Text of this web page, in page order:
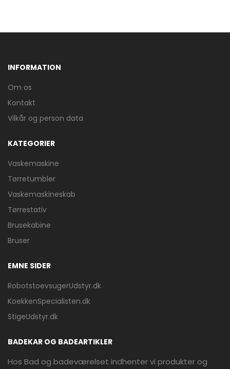
INFORMATION
Om os
Kontakt
Vilkår og person data
KATEGORIER
Vaskemaskine
Tørretumbler
Vaskemaskineskab
Tørrestativ
Brusekabine
Bruser
EMNE SIDER
RobotstoevsugerUdstyr.dk
KoekkenSpecialisten.dk
StigeUdstyr.dk
BADEKAR OG BADEARTIKLER
Hos Bad og badeværelset indhenter vi produkter og